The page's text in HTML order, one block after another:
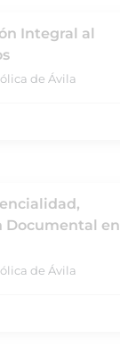
Integral al
de Ávila
Documental en
de Ávila